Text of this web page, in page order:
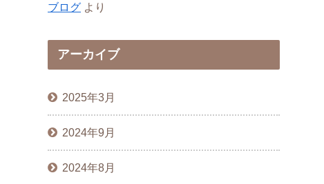
ブログ より
アーカイブ
2025年3月
2024年9月
2024年8月